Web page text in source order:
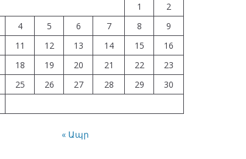
1
2
4 5 6 7 8
9
11 12 13 14 15
16
18 19 20 21 22
23
25 26 27 28 29
30
« Ապր